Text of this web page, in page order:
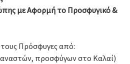
με Αφορμή το Προσφυγικό &
Πρόσφυγες από:
προσφύγων στο Καλαί)